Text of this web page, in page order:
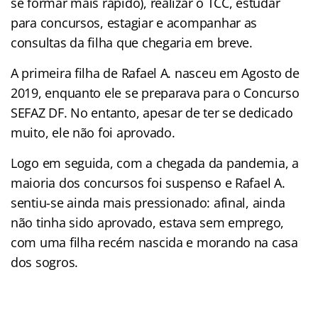
para concursos, estagiar e acompanhar as
consultas da filha que chegaria em breve.
A primeira filha de Rafael A. nasceu em Agosto de
2019, enquanto ele se preparava para o Concurso
SEFAZ DF. No entanto, apesar de ter se dedicado
muito, ele não foi aprovado.
Logo em seguida, com a chegada da pandemia, a
maioria dos concursos foi suspenso e Rafael A.
sentiu-se ainda mais pressionado: afinal, ainda
não tinha sido aprovado, estava sem emprego,
com uma filha recém nascida e morando na casa
dos sogros.